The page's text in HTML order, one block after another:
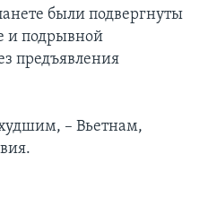
были подвергнуты
и подрывной
предъявления
– Вьетнам,